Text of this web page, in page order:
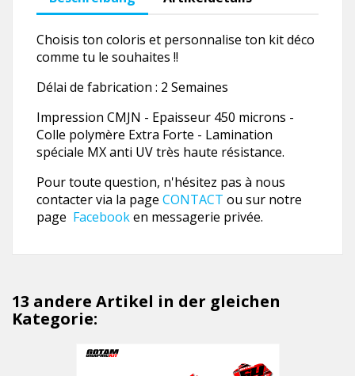
Choisis ton coloris et personnalise ton kit déco
comme tu le souhaites !!
Délai de fabrication : 2 Semaines
Impression CMJN - Epaisseur 450 microns -
Colle polymère Extra Forte - Lamination
spéciale MX anti UV très haute résistance.
Pour toute question, n'hésitez pas à nous
contacter via la page CONTACT ou sur notre
page Facebooken messagerie privée.
13 andere Artikel in der gleichen
Kategorie: